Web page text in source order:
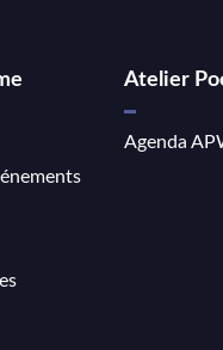
Atelier
Agenda